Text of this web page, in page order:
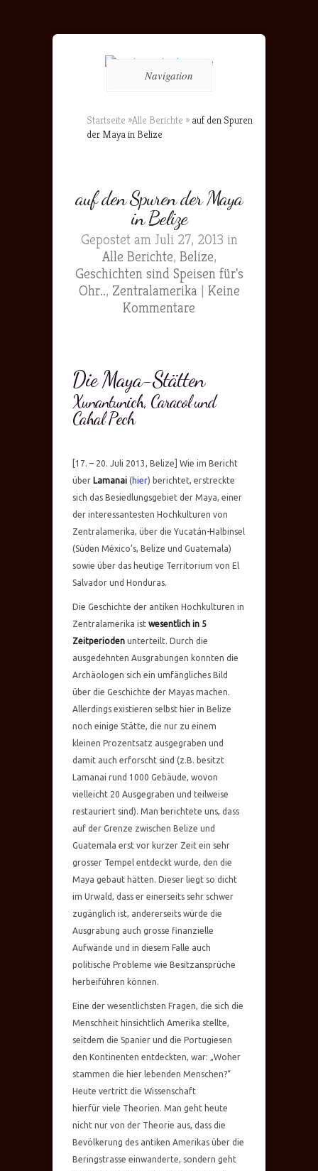
Navigation
Startseite »Alle Berichte » auf den Spuren
der Maya in Belize
auf den Spuren der Maya
in Belize
Gepostet am Juli 27, 2013 in
Alle Berichte, Belize,
Geschichten sind Speisen für's
Ohr.., Zentralamerika | Keine
Kommentare
Die Maya-Stätten
Xunantunich, Caracol und
Cahal Pech
[17. – 20. Juli 2013, Belize] Wie im Bericht
über Lamanai (hier) berichtet, erstreckte
sich das Besiedlungsgebiet der Maya, einer
der interessantesten Hochkulturen von
Zentralamerika, über die Yucatán-Halbinsel
(Süden México’s, Belize und Guatemala)
sowie über das heutige Territorium von El
Salvador und Honduras.
Die Geschichte der antiken Hochkulturen in
Zentralamerika ist wesentlich in 5
Zeitperioden unterteilt. Durch die
ausgedehnten Ausgrabungen konnten die
Archäologen sich ein umfängliches Bild
über die Geschichte der Mayas machen.
Allerdings existieren selbst hier in Belize
noch einige Stätte, die nur zu einem
kleinen Prozentsatz ausgegraben und
damit auch erforscht sind (z.B. besitzt
Lamanai rund 1000 Gebäude, wovon
vielleicht 20 Ausgegraben und teilweise
restauriert sind). Man berichtete uns, dass
auf der Grenze zwischen Belize und
Guatemala erst vor kurzer Zeit ein sehr
grosser Tempel entdeckt wurde, den die
Maya gebaut hätten. Dieser liegt so dicht
im Urwald, dass er einerseits sehr schwer
zugänglich ist, andererseits würde die
Ausgrabung auch grosse finanzielle
Aufwände und in diesem Falle auch
politische Probleme wie Besitzansprüche
herbeiführen können.
Eine der wesentlichsten Fragen, die sich die
Menschheit hinsichtlich Amerika stellte,
seitdem die Spanier und die Portugiesen
den Kontinenten entdeckten, war: „Woher
stammen die hier lebenden Menschen?“
Heute vertritt die Wissenschaft
hierfür viele Theorien. Man geht heute
nicht nur von der Theorie aus, dass die
Bevölkerung des antiken Amerikas über die
Beringstrasse einwanderte, sondern geht